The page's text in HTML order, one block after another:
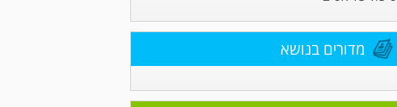
מדורים בנושא